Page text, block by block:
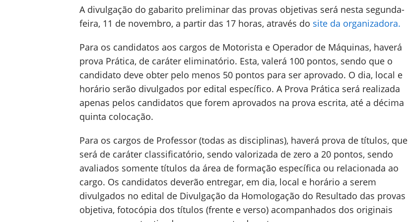
A divulgação do gabarito preliminar das provas objetivas será nesta segunda-
feira, 11 de novembro, a partir das 17 horas, através do site da organizadora.
Para os candidatos aos cargos de Motorista e Operador de Máquinas, haverá
prova Prática, de caráter eliminatório. Esta, valerá 100 pontos, sendo que o
candidato deve obter pelo menos 50 pontos para ser aprovado. O dia, local e
horário serão divulgados por edital específico. A Prova Prática será realizada
apenas pelos candidatos que forem aprovados na prova escrita, até a décima
quinta colocação.
Para os cargos de Professor (todas as disciplinas), haverá prova de títulos, que
será de caráter classificatório, sendo valorizada de zero a 20 pontos, sendo
avaliados somente títulos da área de formação específica ou relacionada ao
cargo. Os candidatos deverão entregar, em dia, local e horário a serem
divulgados no edital de Divulgação da Homologação do Resultado das provas
objetiva, fotocópia dos títulos (frente e verso) acompanhados dos originais